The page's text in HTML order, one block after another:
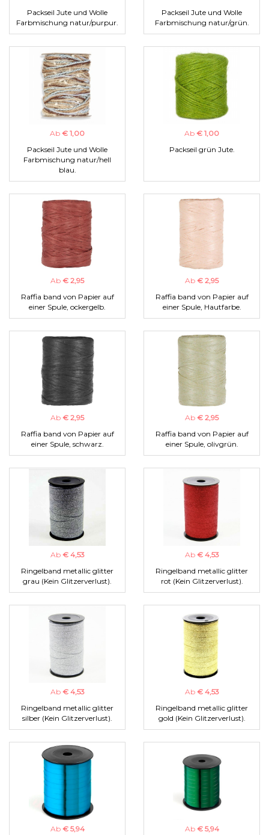
Packseil Jute und Wolle
Farbmischung natur/purpur.
Packseil Jute und Wolle
Farbmischung natur/grün.
Ab € 1,00
Packseil Jute und Wolle
Farbmischung natur/hell
blau.
Ab € 1,00
Packseil grün Jute.
Ab € 2,95
Raffia band von Papier auf
einer Spule, ockergelb.
Ab € 2,95
Raffia band von Papier auf
einer Spule, Hautfarbe.
Ab € 2,95
Raffia band von Papier auf
einer Spule, schwarz.
Ab € 2,95
Raffia band von Papier auf
einer Spule, olivgrün.
Ab € 4,53
Ringelband metallic glitter
grau (Kein Glitzerverlust).
Ab € 4,53
Ringelband metallic glitter
rot (Kein Glitzerverlust).
Ab € 4,53
Ringelband metallic glitter
silber (Kein Glitzerverlust).
Ab € 4,53
Ringelband metallic glitter
gold (Kein Glitzerverlust).
Ab € 5,94
Ab € 5,94